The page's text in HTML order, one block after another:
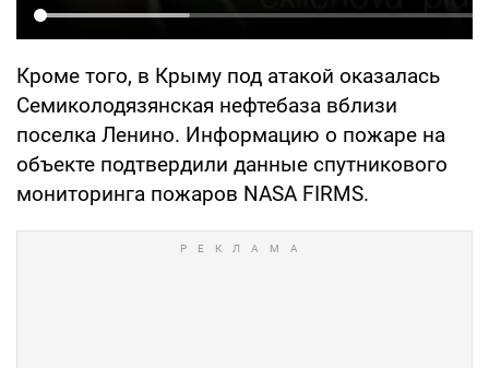
Кроме того, в Крыму под атакой оказалась
Семиколодязянская нефтебаза вблизи
поселка Ленино. Информацию о пожаре на
объекте подтвердили данные спутникового
мониторинга пожаров NASA FIRMS.